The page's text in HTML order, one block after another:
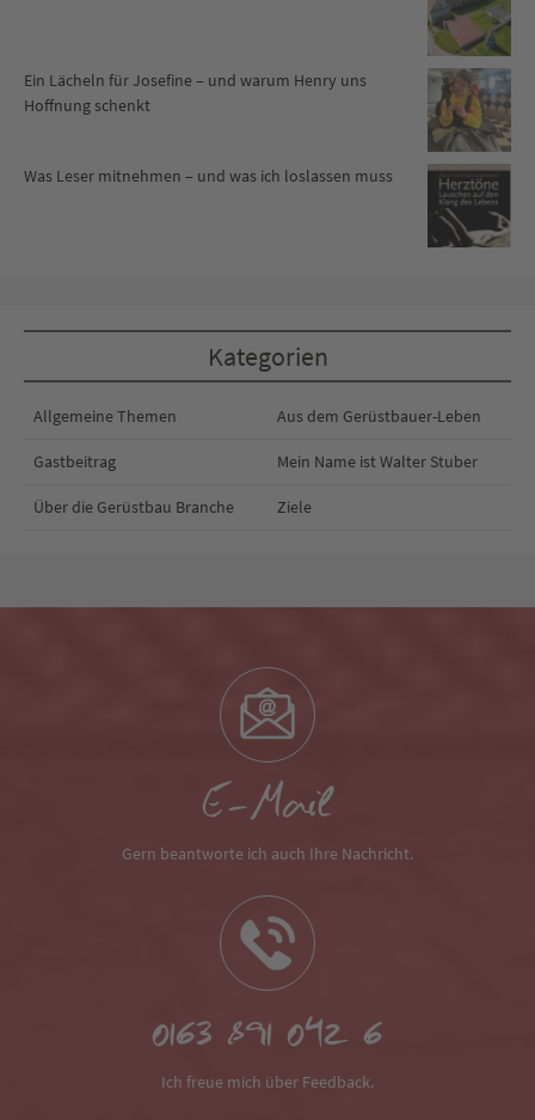
Ein Lächeln für Josefine – und warum Henry uns
Hoffnung schenkt
Was Leser mitnehmen – und was ich loslassen muss
Kategorien
Allgemeine Themen Aus dem Gerüstbauer-Leben
Gastbeitrag Mein Name ist Walter Stuber
Über die Gerüstbau Branche Ziele
E-Mail
Gern beantworte ich auch Ihre Nachricht.
0163 891 042 6
Ich freue mich über Feedback.